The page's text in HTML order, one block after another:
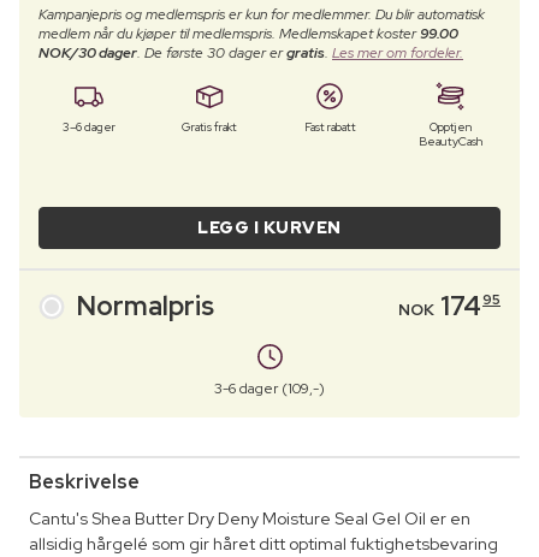
Kampanjepris og medlemspris er kun for medlemmer. Du blir automatisk
medlem når du kjøper til medlemspris. Medlemskapet koster99.00
NOK/30 dager. De første 30 dager ergratis. Les mer om fordeler.
3–6 dager Gratis frakt Fast rabatt
Opptjen
BeautyCash
LEGG I KURVEN
Normalpris NOK 17495
3-6 dager (109,-)
Beskrivelse
Cantu's Shea Butter Dry Deny Moisture Seal Gel Oil er en
allsidig hårgelé som gir håret ditt optimal fuktighetsbevaring